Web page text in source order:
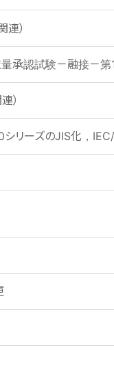
）
承認試験－融接－第1
）
リーズのJIS化，IEC/